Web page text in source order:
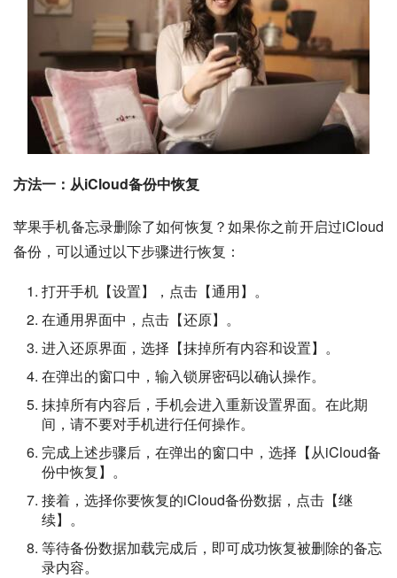
方法一：从iCloud备份中恢复
苹果手机备忘录删除了如何恢复？如果你之前开启过iCloud
备份，可以通过以下步骤进行恢复：
打开手机【设置】，点击【通用】。
在通用界面中，点击【还原】。
进入还原界面，选择【抹掉所有内容和设置】。
在弹出的窗口中，输入锁屏密码以确认操作。
抹掉所有内容后，手机会进入重新设置界面。在此期
间，请不要对手机进行任何操作。
完成上述步骤后，在弹出的窗口中，选择【从iCloud备
份中恢复】。
接着，选择你要恢复的iCloud备份数据，点击【继
续】。
等待备份数据加载完成后，即可成功恢复被删除的备忘
录内容。